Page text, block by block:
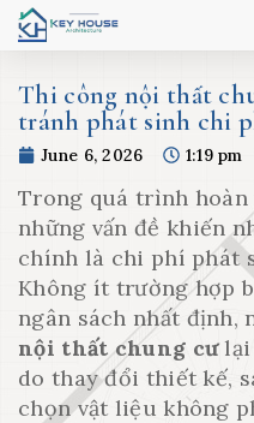
Thi công nội thất
tránh phát sinh chi
June 6, 2026 1:19 pm
Trong quá trình
những vấn đề khiến
chính là chi phí phát
Không ít trường hợp
ngân sách nhất định,
nội thất chung cưlại
do thay đổi thiết kế,
chọn vật liệu không